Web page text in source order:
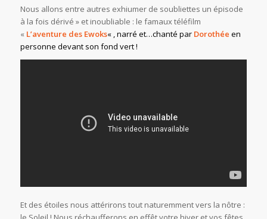
Nous allons entre autres exhiumer de soubliettes un épisode
à la fois dérivé » et inoubliable : le famaux téléfilm
« L’aventure des Ewoks« , narré et…chanté par Dorothée en
personne devant son fond vert !
Et des étoiles nous attérirons tout naturemment vers la nôtre :